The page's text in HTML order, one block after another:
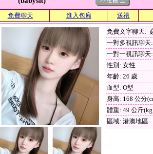
免費聊天 進入包廂 送禮
免費文字聊天:
一對多視訊聊天
一對一視訊聊天
性別: 女性
年齡: 26 歲
血型: O型
身高: 168 公分
體重: 49 公斤
區域: 港澳地區